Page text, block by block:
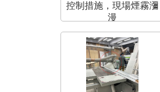
控制措施，現場煙霧瀰
漫